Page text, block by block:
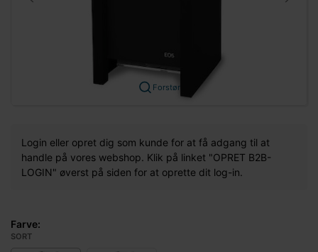
Forstør
Login eller opret dig som kunde for at få adgang til at
handle på vores webshop. Klik på linket "OPRET B2B-
LOGIN" øverst på siden for at oprette dit log-in.
Farve:
SORT